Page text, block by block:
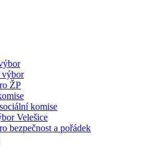
ŽP
komise
Velešice
bezpečnost a pořádek